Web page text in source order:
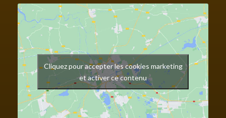
Cliquez pour accepter les cookies marketing
et activer ce contenu